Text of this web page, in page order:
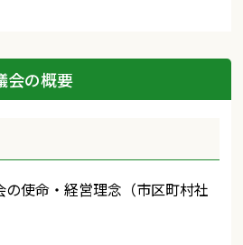
会の概要
使命・経営理念（市区町村社